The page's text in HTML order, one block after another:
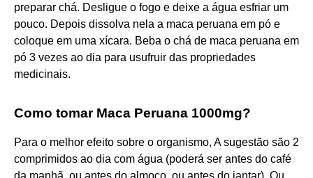
preparar chá. Desligue o fogo e deixe a água esfriar um
pouco. Depois dissolva nela a maca peruana em pó e
coloque em uma xícara. Beba o chá de maca peruana em
pó 3 vezes ao dia para usufruir das propriedades
medicinais.
Como tomar Maca Peruana 1000mg?
Para o melhor efeito sobre o organismo, A sugestão são 2
comprimidos ao dia com água (poderá ser antes do café
da manhã, ou antes do almoço, ou antes do jantar). Ou